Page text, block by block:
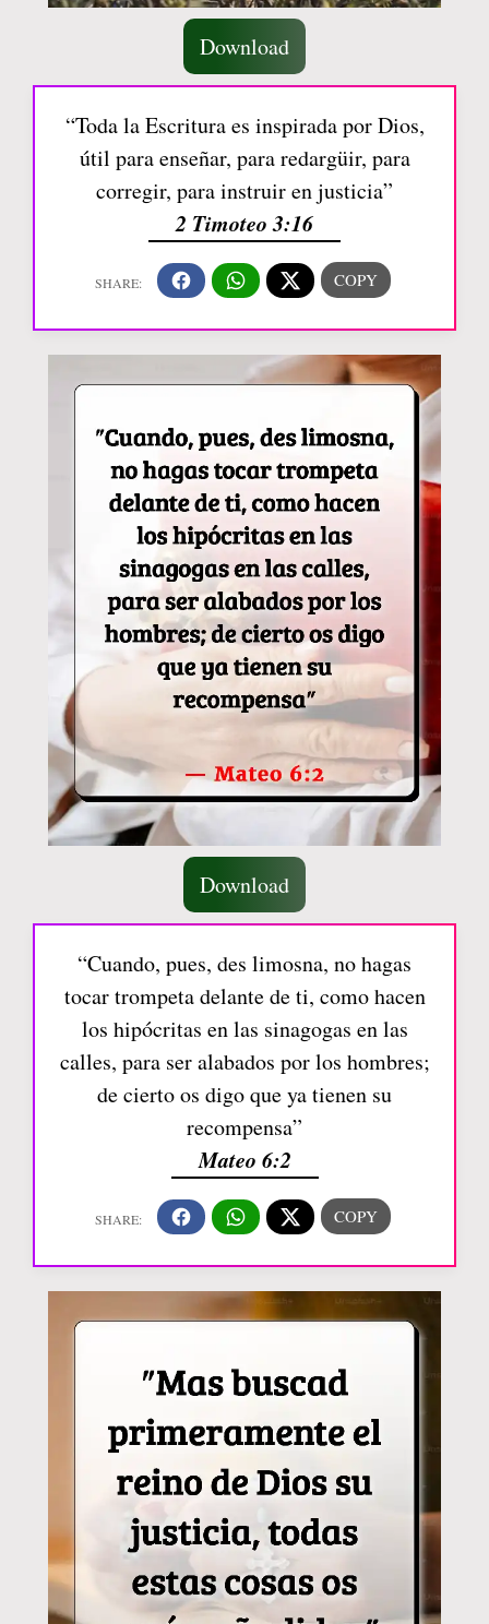
Download
“Toda la Escritura es inspirada por Dios,
útil para enseñar, para redargüir, para
corregir, para instruir en justicia”
2 Timoteo 3:16
Download
“Cuando, pues, des limosna, no hagas
tocar trompeta delante de ti, como hacen
los hipócritas en las sinagogas en las
calles, para ser alabados por los hombres;
de cierto os digo que ya tienen su
recompensa”
Mateo 6:2